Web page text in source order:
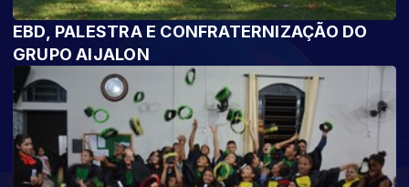
EBD, PALESTRA E CONFRATERNIZAÇÃO DO
GRUPO AIJALON